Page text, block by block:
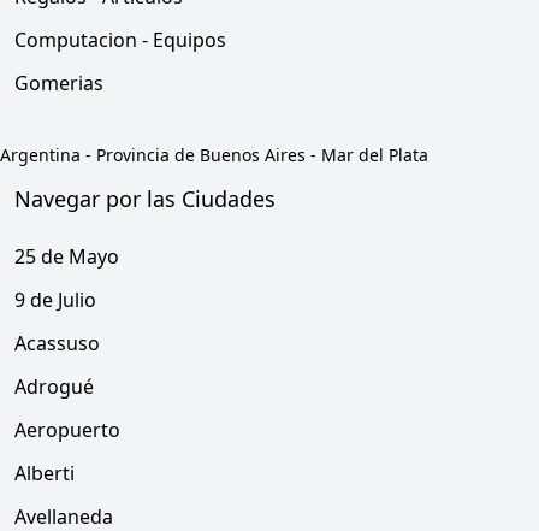
Computacion - Equipos
Gomerias
Argentina - Provincia de Buenos Aires - Mar del Plata
Navegar por las Ciudades
25 de Mayo
9 de Julio
Acassuso
Adrogué
Aeropuerto
Alberti
Avellaneda